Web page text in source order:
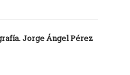
Jorge Ángel Pérez